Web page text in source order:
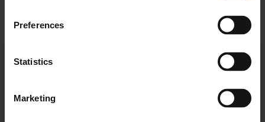
Preferences
Statistics
Marketing